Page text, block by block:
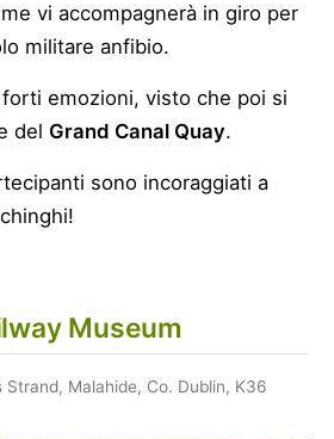
vi accompagnerà in giro per
militare anfibio.
emozioni, visto che poi si
del Grand Canal Quay.
sono incoraggiati a
Museum
Strand, Malahide, Co. Dublin, K36